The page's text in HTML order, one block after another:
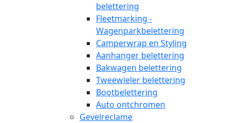
belettering
Fleetmarking -
Wagenparkbelettering
Camperwrap en Styling
Aanhanger belettering
Bakwagen belettering
Tweewieler belettering
Bootbelettering
Auto ontchromen
Gevelreclame